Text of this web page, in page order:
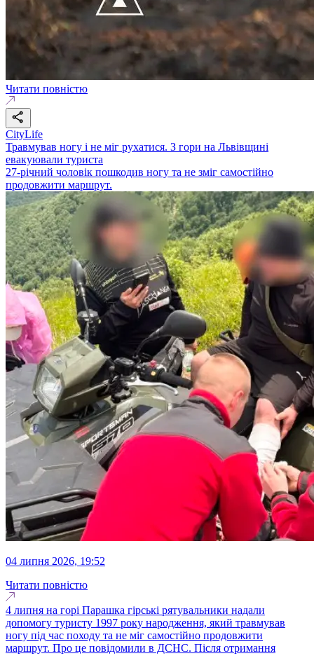
Читати повністю
CityLife
Травмував ногу і не міг рухатися. З гори на Львівщині
евакуювали туриста
27-річний чоловік пошкодив ногу та не зміг самостійно
продовжити маршрут.
04 липня 2026, 19:52
Читати повністю
4 липня на горі Парашка гірські рятувальники надали
допомогу туристу 1997 року народження, який травмував
ногу під час походу та не міг самостійно продовжити
маршрут. Про це повідомили в ДСНС. Після отримання